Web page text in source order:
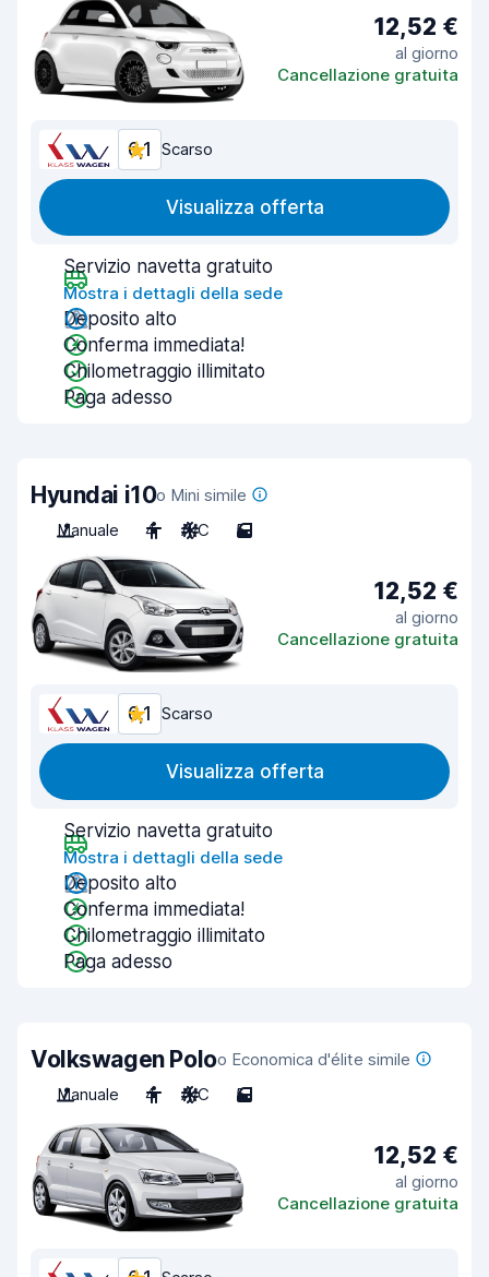
12,52 €
al giorno
Cancellazione gratuita
6,1 Scarso
Visualizza offerta
Servizio navetta gratuito
Mostra i dettagli della sede
Deposito alto
Conferma immediata!
Chilometraggio illimitato
Paga adesso
Hyundai i10o Mini simile
Manuale
4 A/C 5
12,52 €
al giorno
Cancellazione gratuita
6,1 Scarso
Visualizza offerta
Servizio navetta gratuito
Mostra i dettagli della sede
Deposito alto
Conferma immediata!
Chilometraggio illimitato
Paga adesso
Volkswagen Poloo Economica d'élite simile
Manuale
4 A/C 5
12,52 €
al giorno
Cancellazione gratuita